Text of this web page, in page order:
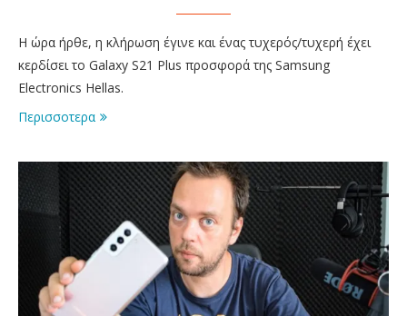
Η ώρα ήρθε, η κλήρωση έγινε και ένας τυχερός/τυχερή έχει
κερδίσει το Galaxy S21 Plus προσφορά της Samsung
Electronics Hellas.
Περισσοτερα